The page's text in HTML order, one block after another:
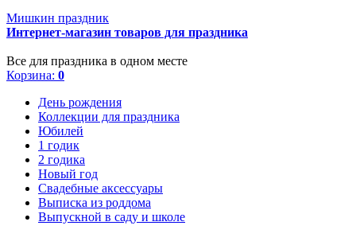
Мишкин праздник
Интернет-магазин товаров для праздника
Все для праздника в одном месте
Корзина: 0
День рождения
Коллекции для праздника
Юбилей
1 годик
2 годика
Новый год
Свадебные аксессуары
Выписка из роддома
Выпускной в саду и школе